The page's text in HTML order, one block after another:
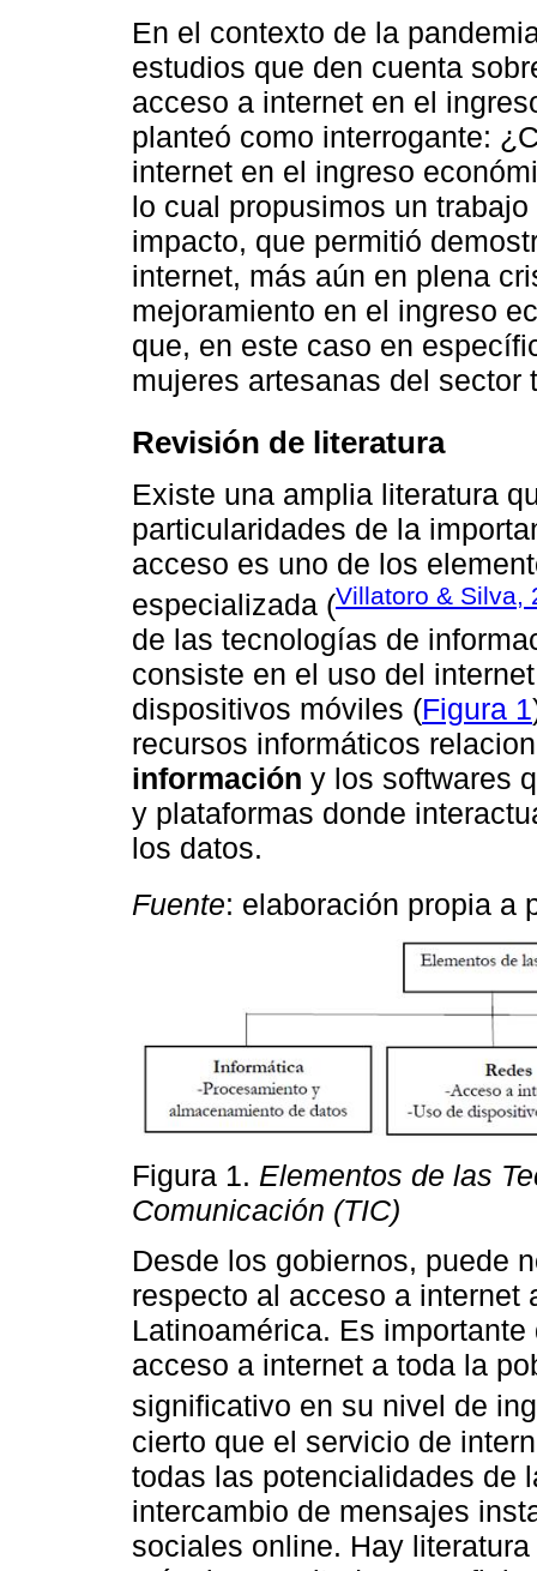
En el contexto de la
estudios que den cuenta
acceso a internet en el
planteó como interrogante:
internet en el ingreso
lo cual propusimos un
impacto, que permitió
internet, más aún en plena
mejoramiento en el ingreso
que, en este caso en
mujeres artesanas del sector
Revisión de literatura
Existe una amplia literatura
particularidades de la
acceso es uno de los
especializada (Villatoro & Silva,
de las tecnologías de
consiste en el uso del
dispositivos móviles (Figura 1
recursos informáticos
información y los softwares
y plataformas donde
los datos.
Fuente: elaboración propia a
Figura 1. Elementos de las
Comunicación (TIC)
Desde los gobiernos, puede
respecto al acceso a internet
Latinoamérica. Es
acceso a internet a toda la
significativo en su nivel de
cierto que el servicio de
todas las potencialidades de
intercambio de mensajes
sociales online. Hay